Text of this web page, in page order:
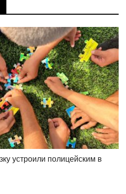
устроили полицейским в